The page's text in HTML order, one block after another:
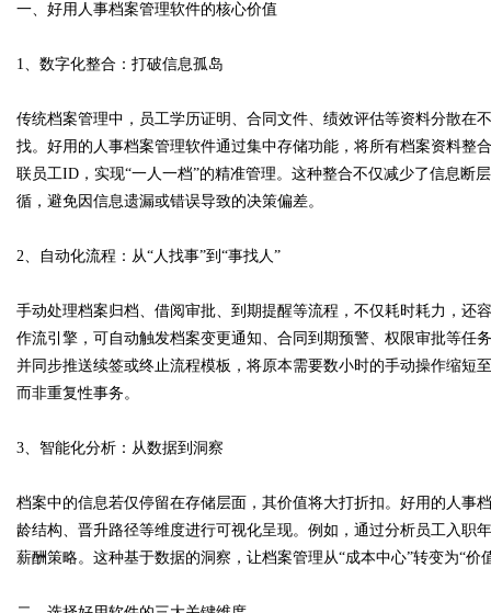
ar
d
一、好用人事档案管理软件的核心价值
1、数字化整合：打破信息孤岛
传统档案管理中，员工学历证明、合同文件、绩效评估等资料分散在
找。好用的人事档案管理软件通过集中存储功能，将所有档案资料整
联员工ID，实现“一人一档”的精准管理。这种整合不仅减少了信息断
循，避免因信息遗漏或错误导致的决策偏差。
2、自动化流程：从“人找事”到“事找人”
手动处理档案归档、借阅审批、到期提醒等流程，不仅耗时耗力，还
作流引擎，可自动触发档案变更通知、合同到期预警、权限审批等任
并同步推送续签或终止流程模板，将原本需要数小时的手动操作缩短
而非重复性事务。
3、智能化分析：从数据到洞察
档案中的信息若仅停留在存储层面，其价值将大打折扣。好用的人事
龄结构、晋升路径等维度进行可视化呈现。例如，通过分析员工入职
薪酬策略。这种基于数据的洞察，让档案管理从“成本中心”转变为“价